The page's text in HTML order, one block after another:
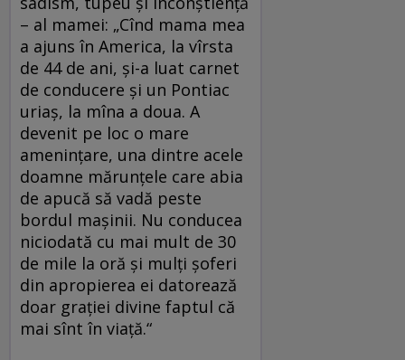
– al mamei: „Cînd mama mea
a ajuns în America, la vîrsta
de 44 de ani, şi-a luat carnet
de conducere şi un Pontiac
uriaş, la mîna a doua. A
devenit pe loc o mare
ameninţare, una dintre acele
doamne mărunţele care abia
de apucă să vadă peste
bordul maşinii. Nu conducea
niciodată cu mai mult de 30
de mile la oră şi mulţi şoferi
din apropierea ei datorează
doar graţiei divine faptul că
mai sînt în viaţă.“